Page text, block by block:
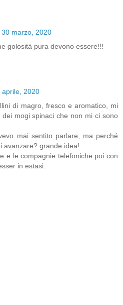
marzo, 2020
golosità pura devono essere!!!
2020
di magro, fresco e aromatico, mi
dei mogi spinaci che non mi ci sono
mai sentito parlare, ma perché
avanzare? grande idea!
e le compagnie telefoniche poi con
in estasi.